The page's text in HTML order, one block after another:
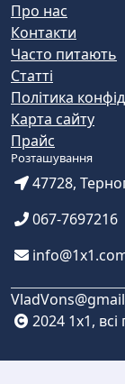
Про нас
Контакти
Часто питають
Статті
Політика
Карта сайту
Прайс
Розташування
47728,
067-7697216
2024 1x1,